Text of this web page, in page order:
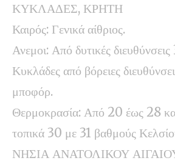
ΚΥΚΛΑΔΕΣ, ΚΡΗΤΗ
Καιρός: Γενικά αίθριος.
Ανεμοι: Από δυτικές
Κυκλάδες από βόρειες
μποφόρ.
Θερμοκρασία: Από 20 έως 28
τοπικά 30 με 31 βαθμούς
ΝΗΣΙΑ ΑΝΑΤΟΛΙΚΟΥ